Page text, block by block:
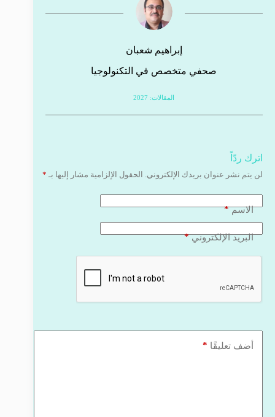
إبراهيم شعبان
صحفي متخصص في التكنولوجيا
المقالات: 2027
اترك ردّاً
لن يتم نشر عنوان بريدك الإلكتروني. الحقول الإلزامية مشار إليها بـ *
الاسم*
البريد الإلكتروني*
أضف تعليقًا *